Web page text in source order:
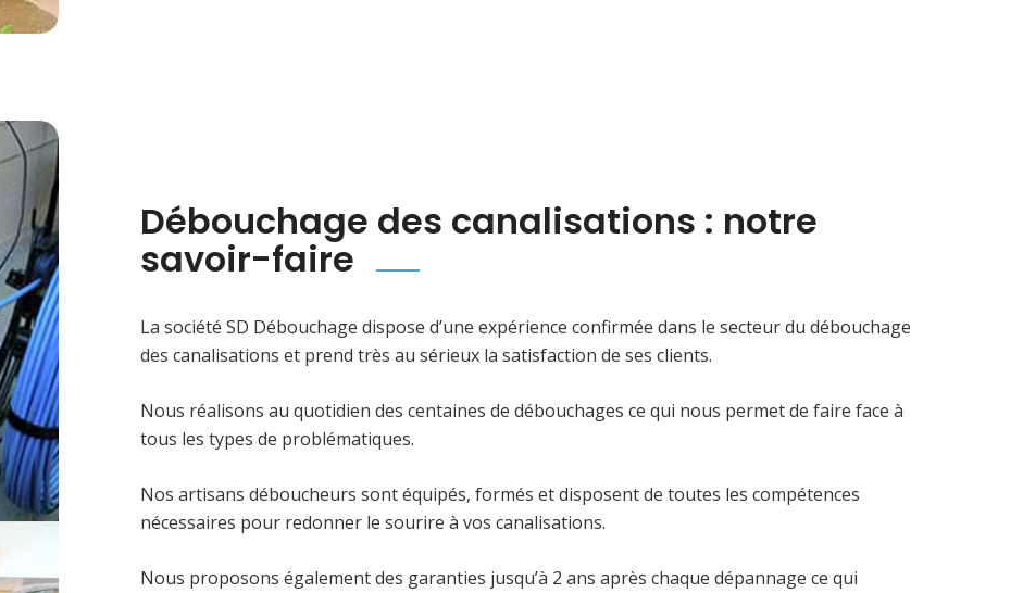
Débouchage des canalisations : notre
savoir-faire
La société SD Débouchage dispose d’une expérience confirmée dans le secteur du débouchage
des canalisations et prend très au sérieux la satisfaction de ses clients.
Nous réalisons au quotidien des centaines de débouchages ce qui nous permet de faire face à
tous les types de problématiques.
Nos artisans déboucheurs sont équipés, formés et disposent de toutes les compétences
nécessaires pour redonner le sourire à vos canalisations.
Nous proposons également des garanties jusqu’à 2 ans après chaque dépannage ce qui